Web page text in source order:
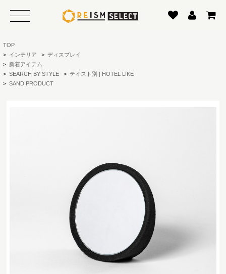
TOP
> インテリア > ディスプレイ
> 新着アイテム
> SEARCH BY STYLE > テイスト別 | HOTEL LIKE
> SAND PRODUCT